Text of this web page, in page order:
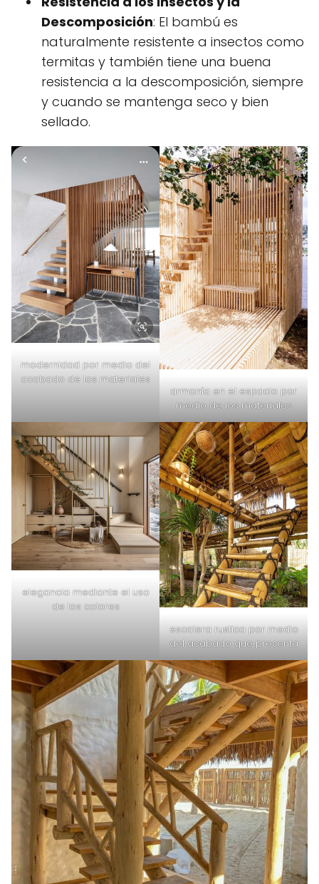
Descomposición: El bambú es
naturalmente resistente a insectos como
termitas y también tiene una buena
resistencia a la descomposición, siempre
y cuando se mantenga seco y bien
sellado.
modernidad por medio del
acabado de los materiales
armonía en el espacio por
medio de los materiales
elegancia mediante el uso
de los colores
escalera rustica por medio
del acabado que presenta